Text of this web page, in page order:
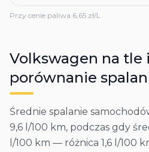
Przy cenie paliwa 6,65 zł/L
Volkswagen na tle
porównanie
Średnie spalanie
9,6 l/100 km, podczas gdy
l/100 km — różnica 1,6 l/100